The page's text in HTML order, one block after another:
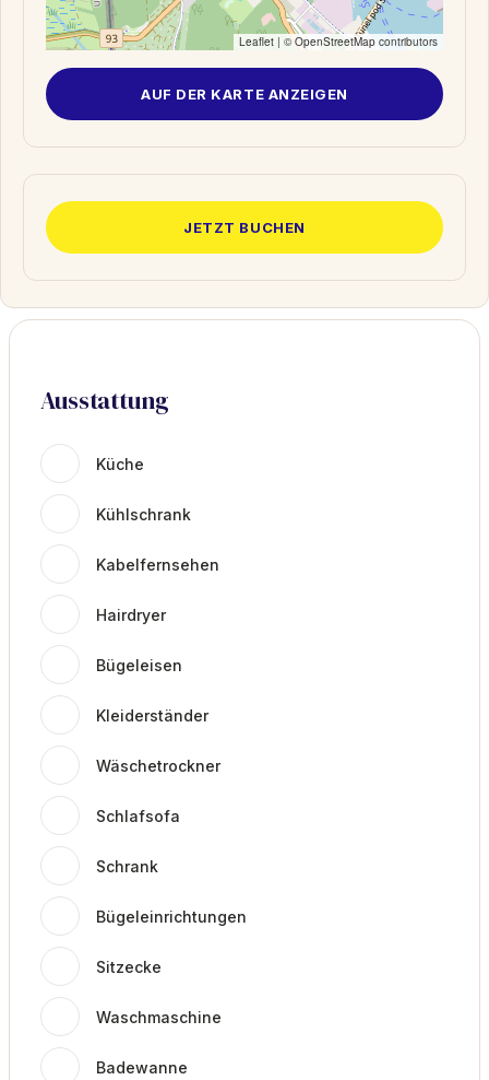
Leaflet | ©OpenStreetMap contributors
AUF DER KARTE ANZEIGEN
JETZT BUCHEN
Ausstattung
Küche
Kühlschrank
Kabelfernsehen
Hairdryer
Bügeleisen
Kleiderständer
Wäschetrockner
Schlafsofa
Schrank
Bügeleinrichtungen
Sitzecke
Waschmaschine
Badewanne